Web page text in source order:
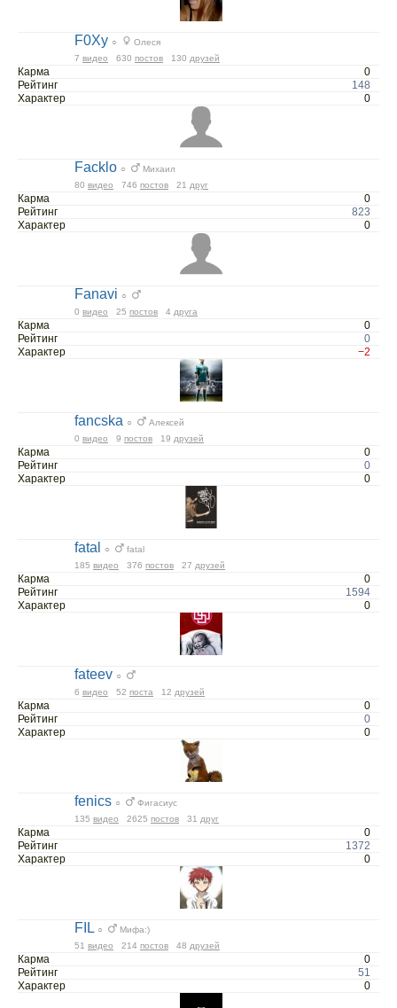
F0Xy ○
Олеся
7 видео 630 постов 130 друзей
Карма
0
Рейтинг
148
Характер
0
Facklo ○
Михаил
80 видео 746 постов 21 друг
Карма
0
Рейтинг
823
Характер
0
Fanavi ○
0 видео 25 постов 4 друга
Карма
0
Рейтинг
0
Характер
−2
fancska ○
Алексей
0 видео 9 постов 19 друзей
Карма
0
Рейтинг
0
Характер
0
fatal ○
fatal
185 видео 376 постов 27 друзей
Карма
0
Рейтинг
1594
Характер
0
fateev ○
6 видео 52 поста 12 друзей
Карма
0
Рейтинг
0
Характер
0
fenics ○
Фигасиус
135 видео 2625 постов 31 друг
Карма
0
Рейтинг
1372
Характер
0
FIL ○
Мифа:)
51 видео 214 постов 48 друзей
Карма
0
Рейтинг
51
Характер
0